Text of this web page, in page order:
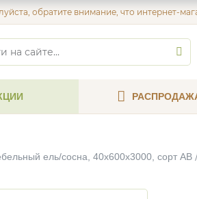
обратите внимание, что интернет-
ель/сосна, 40х600х3000, сорт АВ